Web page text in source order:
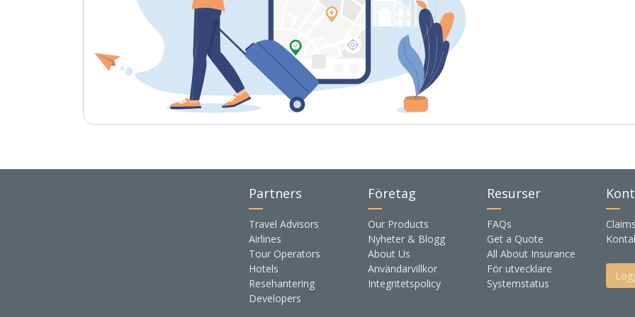
Partners
Travel Advisors
Airlines
Tour Operators
Hotels
Resehantering
Developers
Företag
Our Products
Nyheter & Blogg
About Us
Användarvillkor
Integritetspolicy
Resurser
FAQs
Get a Quote
All About Insurance
För utvecklare
Systemstatus
Claims